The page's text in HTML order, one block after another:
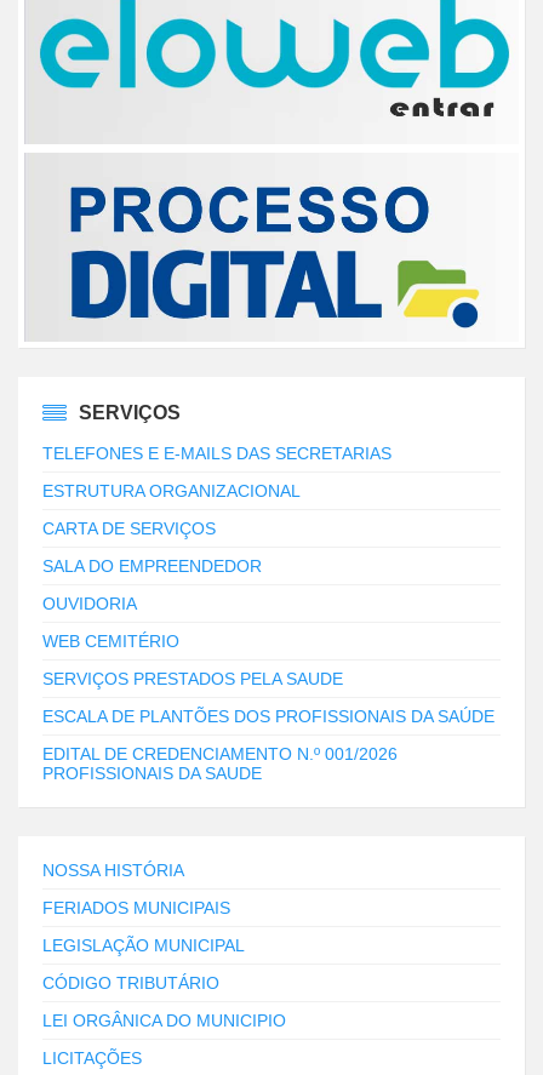
SERVIÇOS
TELEFONES E E-MAILS DAS SECRETARIAS
ESTRUTURA ORGANIZACIONAL
CARTA DE SERVIÇOS
SALA DO EMPREENDEDOR
OUVIDORIA
WEB CEMITÉRIO
SERVIÇOS PRESTADOS PELA SAUDE
ESCALA DE PLANTÕES DOS PROFISSIONAIS DA SAÚDE
EDITAL DE CREDENCIAMENTO N.º 001/2026
PROFISSIONAIS DA SAUDE
NOSSA HISTÓRIA
FERIADOS MUNICIPAIS
LEGISLAÇÃO MUNICIPAL
CÓDIGO TRIBUTÁRIO
LEI ORGÂNICA DO MUNICIPIO
LICITAÇÕES